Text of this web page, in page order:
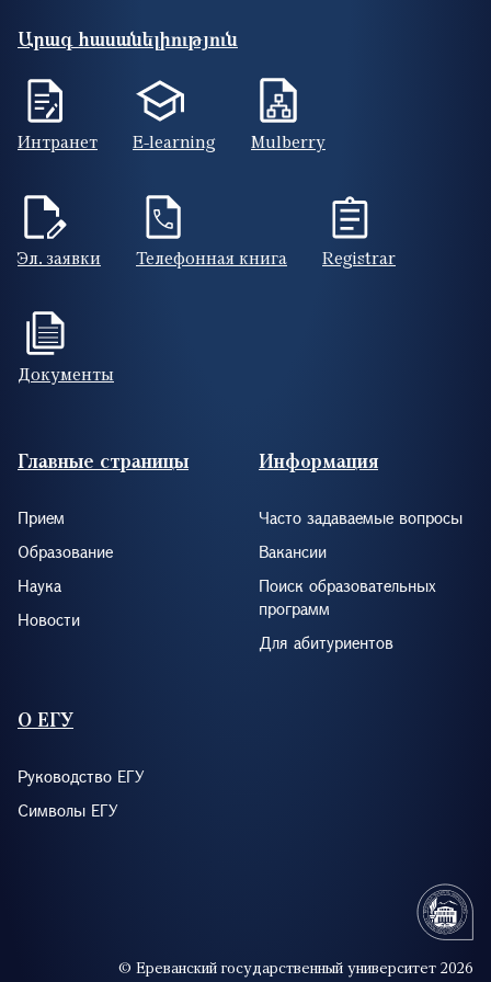
Արագ հասանելիություն
Интранет E-learning Mulberry
Эл. заявки Телефонная книга Registrar
Документы
Footer (RUS)
Главные страницы
Прием
Образование
Наука
Новости
Информация
Часто задаваемые вопросы
Вакансии
Поиск образовательных
программ
Для абитуриентов
О ЕГУ
Руководство ЕГУ
Символы ЕГУ
© Ереванский государственный университет 2026